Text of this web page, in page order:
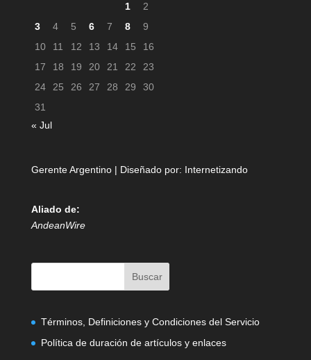
1
2
3
4 5 6 7 8
9
10
11 12 13 14 15
16
17
18 19 20 21 22
23
24
25 26 27 28 29
30
31
« Jul
Gerente Argentino | Diseñado por: Internetizando
Aliado de:
AndeanWire
Términos, Definiciones y Condiciones del Servicio
Política de duración de artículos y enlaces